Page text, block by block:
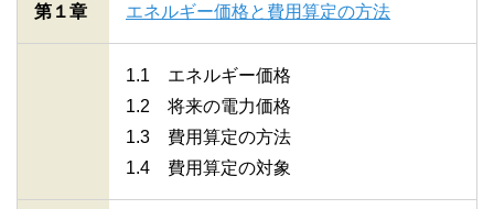
第１章 エネルギー価格と費用算定の方法
1.1 エネルギー価格
1.2 将来の電力価格
1.3 費用算定の方法
1.4 費用算定の対象